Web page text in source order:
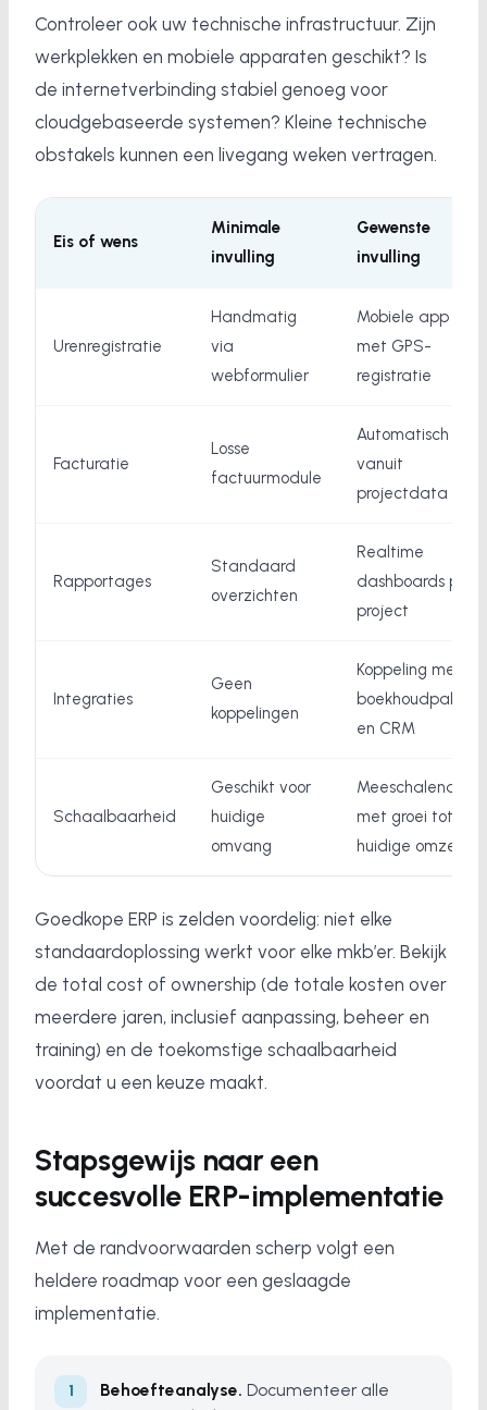
Controleer ook uw technische infrastructuur. Zijn
werkplekken en mobiele apparaten geschikt? Is
de internetverbinding stabiel genoeg voor
cloudgebaseerde systemen? Kleine technische
obstakels kunnen een livegang weken vertragen.
Eis of wens
Minimale
invulling
Gewenste
invulling
Urenregistratie
Handmatig
via
webformulier
Mobiele app
met GPS-
registratie
Facturatie
Losse
factuurmodule
Automatisch
vanuit
projectdata
Rapportages
Standaard
overzichten
Realtime
dashboards per
project
Integraties
Geen
koppelingen
Koppeling met
boekhoudpakket
en CRM
Schaalbaarheid
Geschikt voor
huidige
omvang
Meeschalend
met groei tot 5x
huidige omzet
Goedkope ERP is zelden voordelig: niet elke
standaardoplossing werkt voor elke mkb’er. Bekijk
de total cost of ownership (de totale kosten over
meerdere jaren, inclusief aanpassing, beheer en
training) en de toekomstige schaalbaarheid
voordat u een keuze maakt.
Stapsgewijs naar een
succesvolle ERP-implementatie
Met de randvoorwaarden scherp volgt een
heldere roadmap voor een geslaagde
implementatie.
Behoefteanalyse. Documenteer alle